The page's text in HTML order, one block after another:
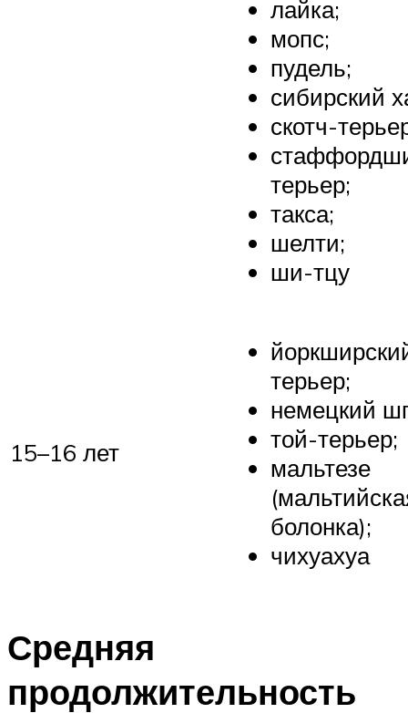
лайка;
мопс;
пудель;
сибирский
скотч-
терьер;
такса;
шелти;
ши-тцу
15–16 лет
терьер;
немецкий
той-терьер;
мальтезе
болонка);
чихуахуа
Средняя
продолжительность